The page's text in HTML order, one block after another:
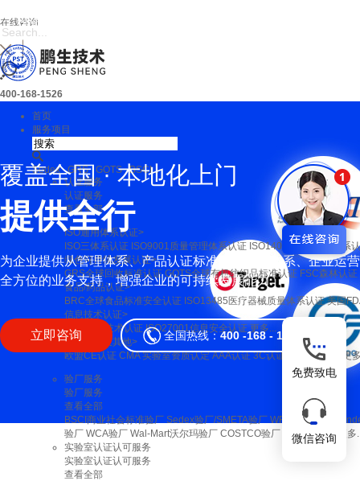
官网
在线咨询
400-168-1526
首页
服务项目
Sedex GRS GOTS BSCI...
认证服务
认证服务
查看全部
ISO通用体系认证>
ISO三体系认证 ISO9001质量管理体系认证 ISO14001环境管理体系
绿色可持续发展认证>
GRS全球回收标准认证 GOTS全球有机纺织品标准认证 FSC森林认证
食品/药品认证>
BRC全球食品标准安全认证 ISO13485医疗器械质量体系认证 美国
信息技术认证>
ITSS信息技术认证 ISO27001信息安全认证 更多...
产品认证及其他>
欧盟CE认证 CMA 实验室资质认定 AAA认证 3C认证 德国GS认证 更
验厂服务
验厂服务
查看全部
BSCI商业社会标准验厂 Sedex验厂/SMETA验厂 WRAP验厂 Higg
验厂 WCA验厂 Wal-Mart沃尔玛验厂 COSTCO验厂 C-TPAT验厂
更多
实验室认证认可服务
实验室认证认可服务
查看全部
覆盖全国 · 本地化上门
提供全行业
为企业提供从管理体系、产品认证标准、供应链体系、企业运
全方位的业务支持，增强企业的可持续发展能力
立即咨询 全国热线：400 -168 - 1526
免费致电
微信咨询